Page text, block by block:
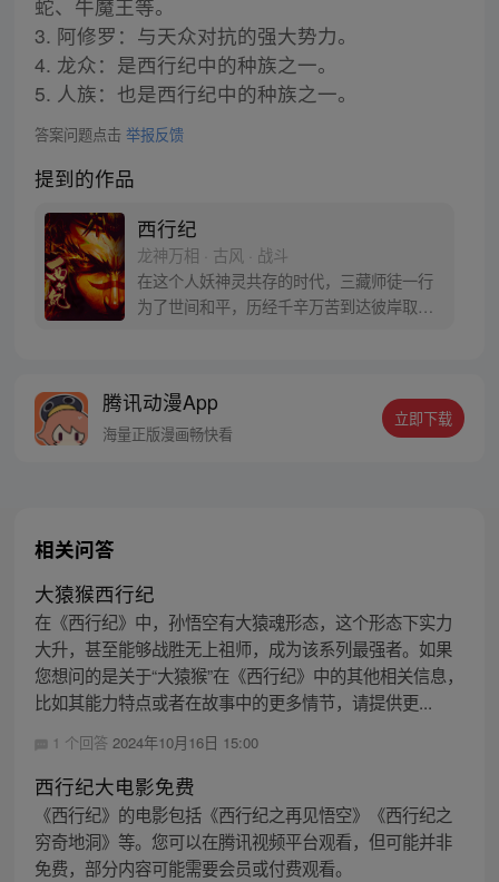
蛇、牛魔王等。
3. 阿修罗：与天众对抗的强大势力。
4. 龙众：是西行纪中的种族之一。
5. 人族：也是西行纪中的种族之一。
答案问题点击 举报反馈
提到的作品
西行纪
龙神万相 · 古风 · 战斗
在这个人妖神灵共存的时代，三藏师徒一行
为了世间和平，历经千辛万苦到达彼岸取
辞万难，找到唐三藏大法师，和他一起重新
寻回徒弟们，组成全新“西行小队”，再度踏
腾讯动漫App
海量正版漫画畅快看
立即下载
相关问答
大猿猴西行纪
在《西行纪》中，孙悟空有大猿魂形态，这个形态下实力
大升，甚至能够战胜无上祖师，成为该系列最强者。如果
您想问的是关于“大猿猴”在《西行纪》中的其他相关信息，
比如其能力特点或者在故事中的更多情节，请提供更...
1 个回答 2024年10月16日 15:00
西行纪大电影免费
《西行纪》的电影包括《西行纪之再见悟空》《西行纪之
穷奇地洞》等。您可以在腾讯视频平台观看，但可能并非
免费，部分内容可能需要会员或付费观看。